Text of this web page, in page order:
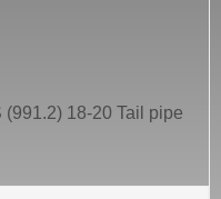
18-20 Tail pipe